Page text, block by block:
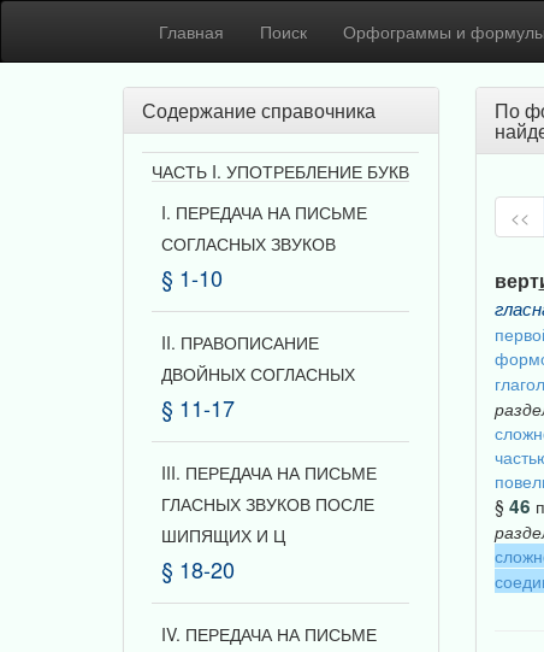
Главная Поиск Орфограммы и формулы
Содержание справочника
ЧАСТЬ I. УПОТРЕБЛЕНИЕ БУКВ
I. ПЕРЕДАЧА НА ПИСЬМЕ
СОГЛАСНЫХ ЗВУКОВ
§ 1-10
II. ПРАВОПИСАНИЕ
ДВОЙНЫХ СОГЛАСНЫХ
§ 11-17
III. ПЕРЕДАЧА НА ПИСЬМЕ
ГЛАСНЫХ ЗВУКОВ ПОСЛЕ
ШИПЯЩИХ И Ц
§ 18-20
IV. ПЕРЕДАЧА НА ПИСЬМЕ
По
<<
верт
§ 46